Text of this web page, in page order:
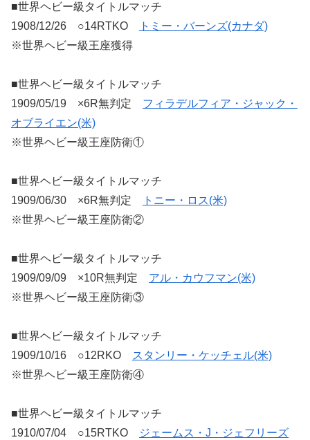
■世界ヘビー級タイトルマッチ
1908/12/26 ○14RTKO
トミー・バーンズ(カナダ)
※世界ヘビー級王座獲得
■世界ヘビー級タイトルマッチ
1909/05/19 ×6R無判定 フィラデルフィア・ジャック・
オブライエン(米)
※世界ヘビー級王座防衛①
■世界ヘビー級タイトルマッチ
1909/06/30 ×6R無判定
トニー・ロス(米)
※世界ヘビー級王座防衛②
■世界ヘビー級タイトルマッチ
1909/09/09 ×10R無判定 アル・カウフマン(米)
※世界ヘビー級王座防衛③
■世界ヘビー級タイトルマッチ
1909/10/16 ○12RKO
スタンリー・ケッチェル(米)
※世界ヘビー級王座防衛④
■世界ヘビー級タイトルマッチ
1910/07/04 ○15RTKO
ジェームス・J・ジェフリーズ